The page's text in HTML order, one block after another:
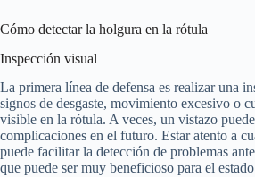
Cómo detectar la holgura en la rótula
Inspección visual
La primera línea de defensa es realizar una
signos de desgaste, movimiento excesivo o
visible en la rótula. A veces, un vistazo
complicaciones en el futuro. Estar atento a
puede facilitar la detección de problemas
que puede ser muy beneficioso para el